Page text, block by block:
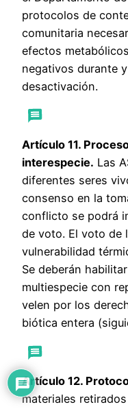
protocolos de
comunitaria
efectos
negativos durante
desactivación.
Artículo 11.
interespecie. Las
diferentes seres
consenso en la
conflicto se podrá
de voto. El voto de
vulnerabilidad
Se deberán
multiespecie con
velen por los
biótica entera
Artículo 12.
materiales